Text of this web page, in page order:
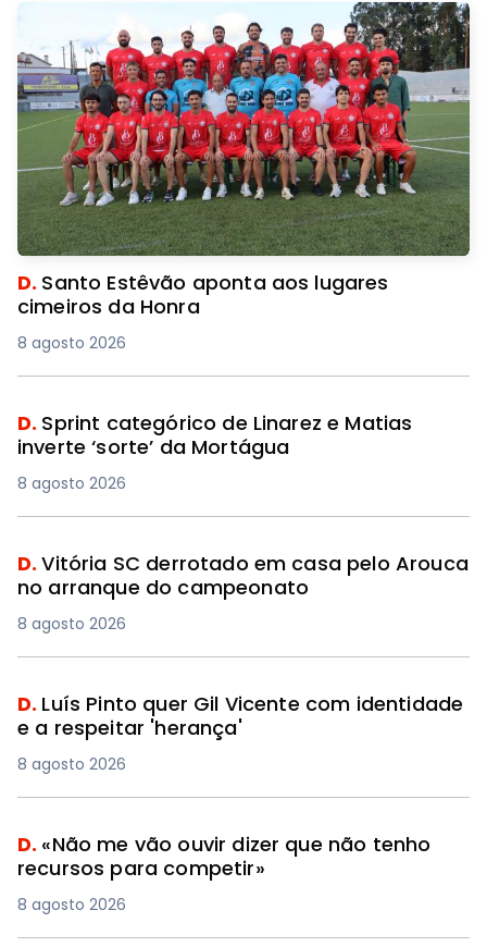
D. Santo Estêvão aponta aos lugares
cimeiros da Honra
8 agosto 2026
D. Sprint categórico de Linarez e Matias
inverte ‘sorte’ da Mortágua
8 agosto 2026
D.Vitória SC derrotado em casa pelo Arouca
no arranque do campeonato
8 agosto 2026
D. Luís Pinto quer Gil Vicente com identidade
e a respeitar 'herança'
8 agosto 2026
D. «Não me vão ouvir dizer que não tenho
recursos para competir»
8 agosto 2026